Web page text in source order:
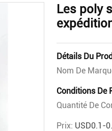
Les poly
Détails Du
Nom De
Conditions De
Quantité De
Prix: USD0.1-